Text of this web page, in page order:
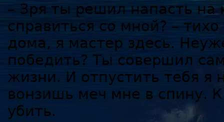
– Зря ты решил напасть
справиться со мной? –
дома, я мастер здесь.
победить? Ты совершил
жизни. И отпустить тебя я
вонзишь меч мне в спину.
убить.